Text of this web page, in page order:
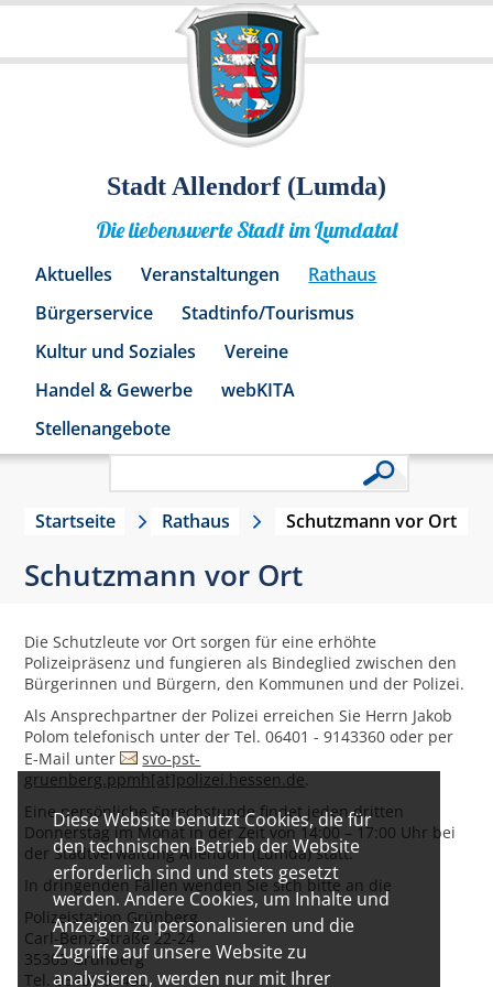
Diese Website benutzt Cookies, die für
den technischen Betrieb der Website
erforderlich sind und stets gesetzt
werden. Andere Cookies, um Inhalte und
Anzeigen zu personalisieren und die
Zugriffe auf unsere Website zu
analysieren, werden nur mit Ihrer
Stadt Allendorf (Lumda)
Die liebenswerte Stadt im Lumdatal
Aktuelles Veranstaltungen
Rathaus
Bürgerservice
Stadtinfo/Tourismus
Kultur und Soziales
Vereine
Handel & Gewerbe
webKITA
Stellenangebote
Startseite Rathaus Schutzmann vor Ort
Schutzmann vor Ort
Die Schutzleute vor Ort sorgen für eine erhöhte
Polizeipräsenz und fungieren als Bindeglied zwischen den
Bürgerinnen und Bürgern, den Kommunen und der Polizei.
Als Ansprechpartner der Polizei erreichen Sie Herrn Jakob
Polom telefonisch unter der Tel. 06401 - 9143360 oder per
E-Mail unter
svo-pst-
gruenberg.ppmh[at]polizei.hessen.de.
Eine persönliche Sprechstunde findet jeden dritten
Donnerstag im Monat in der Zeit von 14:00 – 17:00 Uhr bei
der Stadtverwaltung Allendorf (Lumda) statt.
In dringenden Fällen wenden Sie sich bitte an die
Polizeistation Grünberg
Carl-Benz-Straße 22-24
35305 Grünberg
Tel. 06401 91430